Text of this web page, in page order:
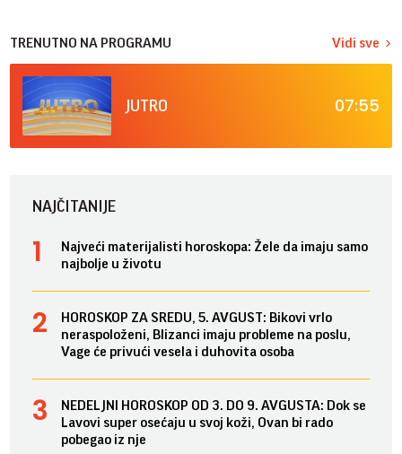
TRENUTNO NA PROGRAMU Vidi sve
JUTRO 07:55
NAJČITANIJE
Najveći materijalisti horoskopa: Žele da imaju samo
najbolje u životu
HOROSKOP ZA SREDU, 5. AVGUST: Bikovi vrlo
neraspoloženi, Blizanci imaju probleme na poslu,
Vage će privući vesela i duhovita osoba
NEDELJNI HOROSKOP OD 3. DO 9. AVGUSTA: Dok se
Lavovi super osećaju u svoj koži, Ovan bi rado
pobegao iz nje